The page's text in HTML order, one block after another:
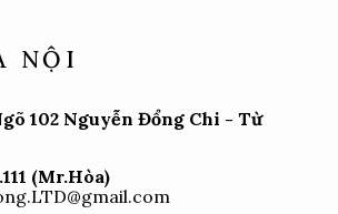
NỘI
102 Nguyễn Đổng Chi - Từ
(Mr.Hòa)